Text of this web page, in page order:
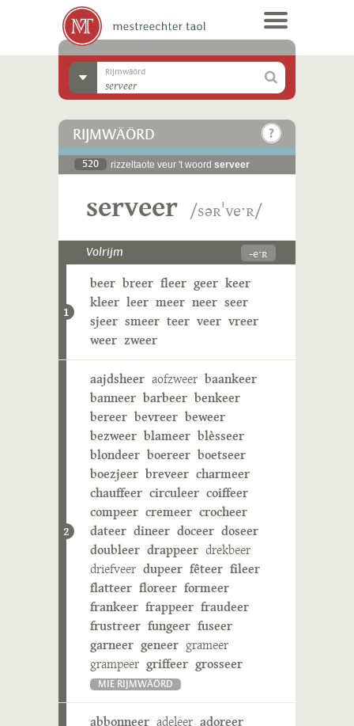
Rijmwäörd
RIJMWÄÖRD
520 rizzeltaote veur 't woord serveer
serveer /səʀˈveˑʀ/
Volrijm -eˑʀ
1
beer breer fleer geer keer
kleer leer meer neer seer
sjeer smeer teer veer vreer
weer zweer
2
aajdsheer aofzweer baankeer
banneer barbeer benkeer
bereer bevreer beweer
bezweer blameer blèsseer
blondeer boereer boetseer
boezjeer breveer charmeer
chauffeer circuleer coiffeer
compeer cremeer crocheer
dateer dineer doceer doseer
doubleer drappeer drekbeer
driefveer dupeer fêteer fileer
flatteer floreer formeer
frankeer frappeer fraudeer
frustreer fungeer fuseer
garneer geneer grameer
grampeer griffeer grosseer
MIE RIJMWÄÖRD
abbonneer adeleer adoreer